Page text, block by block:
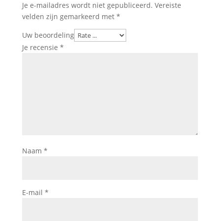
Je e-mailadres wordt niet gepubliceerd. Vereiste
velden zijn gemarkeerd met *
Uw beoordeling
Je recensie *
Naam *
E-mail *